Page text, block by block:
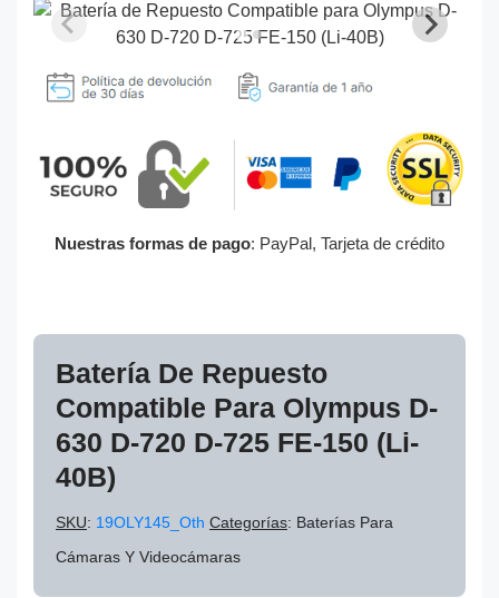
Nuestras formas de pago: PayPal, Tarjeta de crédito
Batería De Repuesto
Compatible Para Olympus D-
630 D-720 D-725 FE-150 (Li-
40B)
SKU: 19OLY145_Oth Categorías: Baterías Para
Cámaras Y Videocámaras